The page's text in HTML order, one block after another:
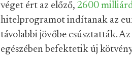
véget ért az előző, 2600
hitelprogramot indítanak az
távolabbi jövőbe csúsztatták.
egészében befektetik új